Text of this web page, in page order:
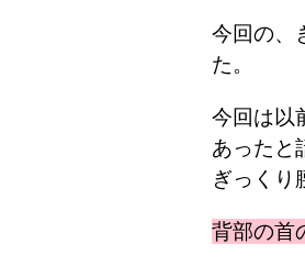
今回の、
た。
今回は以
あったと
ぎっくり
背部の首